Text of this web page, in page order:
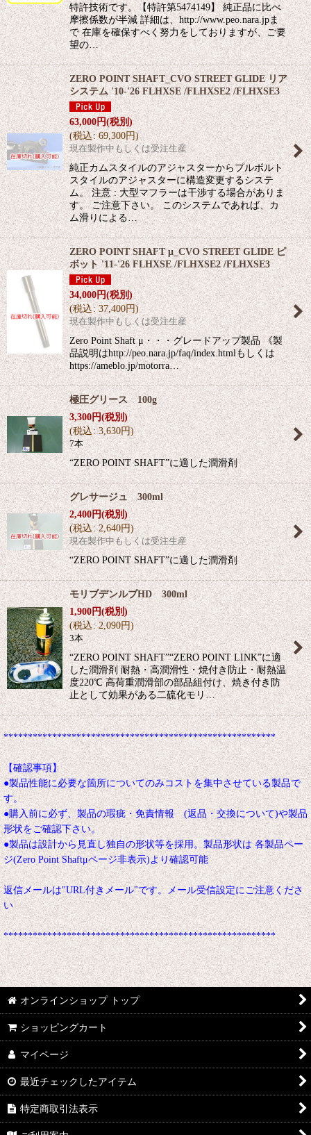
特許技術です。【特許第5474149】 純正品に比べ
摩擦係数が半減 詳細は、http://www.peo.nara.jpま
で 在庫を確保すべく努力をしておりますが、ご要
望の…
ZERO POINT SHAFT_CVO STREET GLIDE リア
システム '10-'26 FLHXSE /FLHXSE2 /FLHXSE3
63,000円(税別)
(税込: 69,300円)
現在製作中もしくは受注生産
純正カムスタイルのアジャスターからプルボルト
スタイルのアジャスターに構造変更するシステ
ム。 注意 : 大型マフラーは干渉する場合がありま
す。 ご注意下さい。 このシステムであれば、カ
ム滑りによる…
ZERO POINT SHAFT μ_CVO STREET GLIDE ピ
ボット '11-'26 FLHXSE /FLHXSE2 /FLHXSE3
34,000円(税別)
(税込: 37,400円)
現在製作中もしくは受注生産
Zero Point Shaft μ・・・グレードアップ製品 《製
品説明はhttp://peo.nara.jp/faq/index.htmlもしくは
https://ameblo.jp/motorra…
極圧グリース 100g
3,300円(税別)
(税込: 3,630円)
7本
“ZERO POINT SHAFT”に適した潤滑剤
グレサージュ 300ml
2,400円(税別)
(税込: 2,640円)
現在製作中もしくは受注生産
“ZERO POINT SHAFT”に適した潤滑剤
モリブデンルブHD 300ml
1,900円(税別)
(税込: 2,090円)
3本
“ZERO POINT SHAFT”“ZERO POINT LINK”に適
した潤滑剤 耐熱・高潤滑性・焼付き防止・耐熱温
度220℃ 高荷重潤滑部の部品組付け、焼き付き防
止として効果がある二硫化モリ…
********************************************************
【確認事項】
●製品性能に必要な箇所についてのみコストを集中させている製品で
す。
●購入前に必ず、製品の瑕疵・免責情報 (返品・交換について)や製品
形状をご確認下さい。
●製品は設計から見直し独自の形状等を採用。製品形状は 各製品ペー
ジ(Zero Point Shaftμページ非表示)より確認可能
返信メールは"URL付きメール"です。メール受信設定にご注意くださ
い
********************************************************
オンラインショップ トップ
ショッピングカート
マイページ
最近チェックしたアイテム
特定商取引法表示